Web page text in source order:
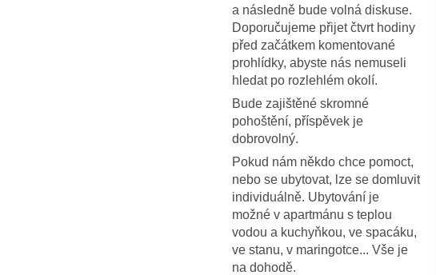
a následně bude volná diskuse.
Doporučujeme přijet čtvrt hodiny
před začátkem komentované
prohlídky, abyste nás nemuseli
hledat po rozlehlém okolí.
Bude zajištěné skromné
pohoštění, příspěvek je
dobrovolný.
Pokud nám někdo chce pomoct,
nebo se ubytovat, lze se domluvit
individuálně. Ubytování je
možné v apartmánu s teplou
vodou a kuchyňkou, ve spacáku,
ve stanu, v maringotce... Vše je
na dohodě.